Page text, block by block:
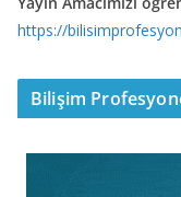
https://
Bilişim